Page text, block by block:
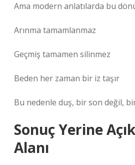
Ama modern anlatılarda bu
Arınma tamamlanmaz
Geçmiş tamamen silinmez
Beden her zaman bir iz taşır
Bu nedenle duş, bir son değil,
Sonuç Yerine
Alanı